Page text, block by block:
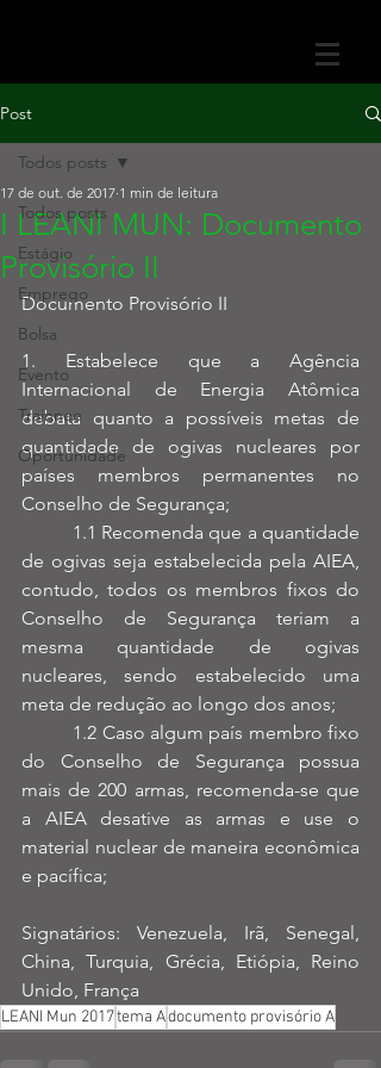
Post
Todos posts
Estágio
Emprego
Bolsa
Evento
Trainnee
Oportunidade
Todos posts
I LEANI MUN: Documento
Provisório II
17 de out. de 2017 1 min de leitura
Documento Provisório II
1. Estabelece que a Agência
Internacional de Energia Atômica
debata quanto a possíveis metas de
quantidade de ogivas nucleares por
países membros permanentes no
Conselho de Segurança;
de ogivas seja estabelecida pela AIEA,
contudo, todos os membros fixos do
Conselho de Segurança teriam a
mesma quantidade de ogivas
nucleares, sendo estabelecido uma
meta de redução ao longo dos anos;
do Conselho de Segurança possua
mais de 200 armas, recomenda-se que
a AIEA desative as armas e use o
material nuclear de maneira econômica
e pacífica;
Signatários: Venezuela, Irã, Senegal,
China, Turquia, Grécia, Etiópia, Reino
Unido, França
LEANI Mun 2017tema Adocumento provisório A